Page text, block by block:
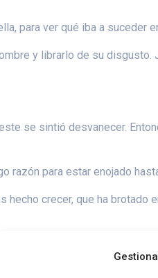
para ver qué iba a suceder
y librarlo de su
se sintió desvanecer.
razón para estar enojado
crecer, que ha brotado
que no saben distinguir